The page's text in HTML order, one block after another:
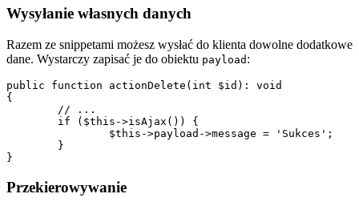
Wysyłanie własnych danych
Razem ze snippetami możesz wysłać do klienta dowolne dodatkowe
dane. Wystarczy zapisać je do obiektu payload :
public function actionDelete(int $id): void
{
Przekierowywanie